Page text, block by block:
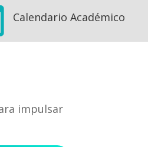
Calendario Académico
impulsar